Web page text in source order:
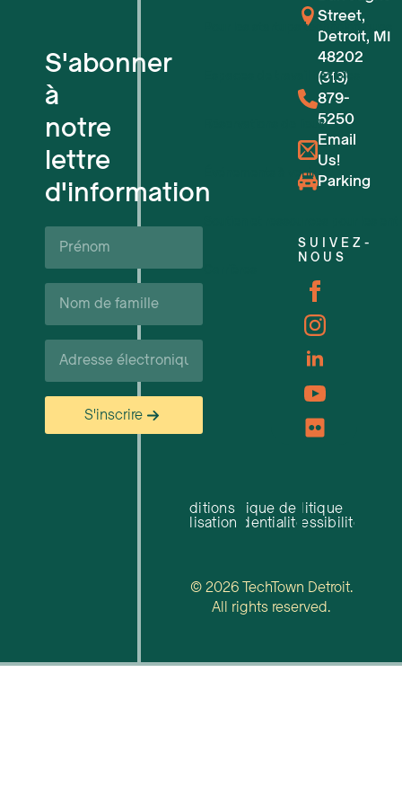
S'abonner
à
notre
lettre
d'information
Prénom*
Nom
de
Courriel*
S'inscrire
Pour les startups technologiques
Espaces de travail flexibles
Réservations de lieux
Événements à venir
Street,
Detroit, MI
48202
(313)
879-
5250
Email
Us!
Parking
SUIVEZ-
NOUS
Conditions
d'utilisation
Politique de
confidentialité
Politique
d'accessibilité
© 2026 TechTown Detroit.
All rights reserved.